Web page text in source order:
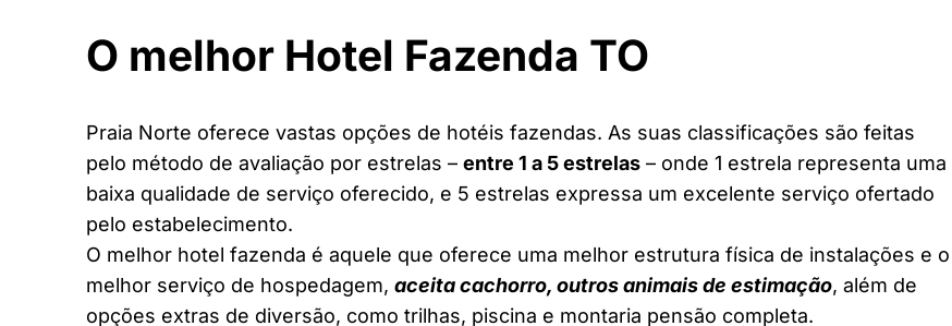
O melhor Hotel Fazenda TO
Praia Norte oferece vastas opções de hotéis fazendas. As suas classificações são feitas
pelo método de avaliação por estrelas – entre 1 a 5 estrelas – onde 1 estrela representa uma
baixa qualidade de serviço oferecido, e 5 estrelas expressa um excelente serviço ofertado
pelo estabelecimento.
O melhor hotel fazenda é aquele que oferece uma melhor estrutura física de instalações e o
melhor serviço de hospedagem, aceita cachorro, outros animais de estimação, além de
opções extras de diversão, como trilhas, piscina e montaria pensão completa.